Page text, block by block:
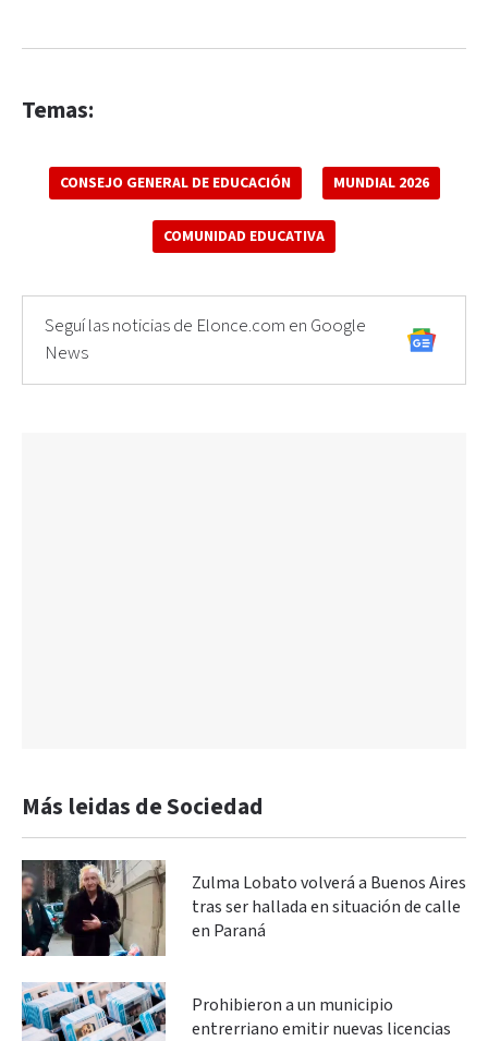
Temas:
CONSEJO GENERAL DE EDUCACIÓN MUNDIAL 2026
COMUNIDAD EDUCATIVA
Seguí las noticias de Elonce.com en Google
News
Más leidas de Sociedad
Zulma Lobato volverá a Buenos Aires
tras ser hallada en situación de calle
en Paraná
Prohibieron a un municipio
entrerriano emitir nuevas licencias